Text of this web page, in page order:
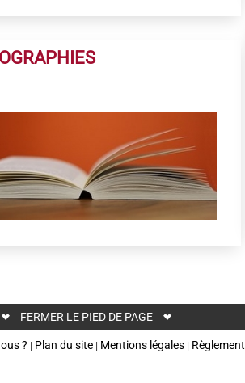
FERMER LE PIED DE PAGE
? | Plan du site| Mentions légales| Règlement